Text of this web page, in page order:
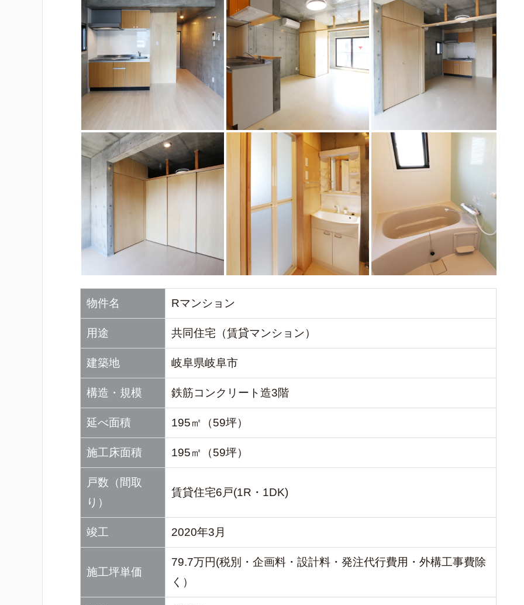
物件名 Rマンション
用途 共同住宅（賃貸マンション）
建築地 岐阜県岐阜市
構造・規模 鉄筋コンクリート造3階
延べ面積 195㎡（59坪）
施工床面積 195㎡（59坪）
戸数（間取
り）
賃貸住宅6戸(1R・1DK)
竣工 2020年3月
施工坪単価
79.7万円(税別・企画料・設計料・発注代行費用・外構工事費除
く）